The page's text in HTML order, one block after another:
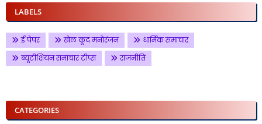
LABELS
ई पेपर खेल कूद मनोरंजन
धार्मिक समाचार
ब्यूटीशियन समाचार टीप्स
राजनीति
CATEGORIES